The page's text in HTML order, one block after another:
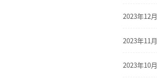
2023年12月
2023年11月
2023年10月